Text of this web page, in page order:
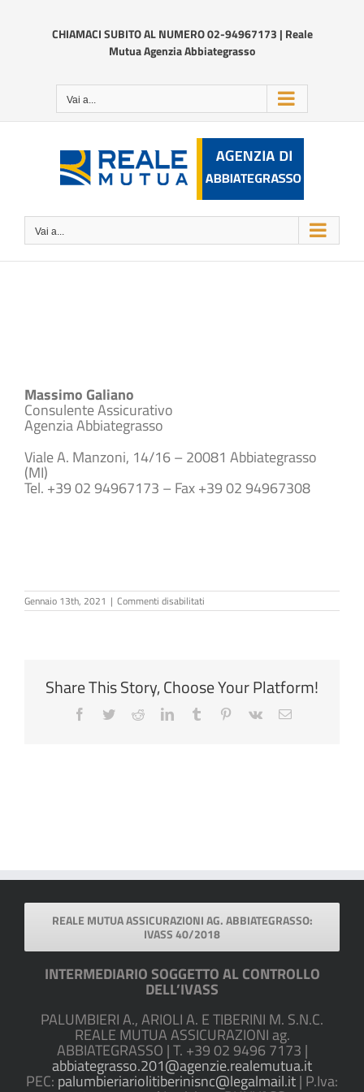
contenutoCHIAMACI SUBITO AL NUMERO 02-94967173 | Reale
Mutua Agenzia Abbiategrasso
Vai a...
Vai a...
Massimo Galiano
Consulente Assicurativo
Agenzia Abbiategrasso
Viale A. Manzoni, 14/16 – 20081 Abbiategrasso
(MI)
Tel. +39 02 94967173 – Fax +39 02 94967308
Gennaio 13th, 2021 | Commenti disabilitati
Massimo
Share This Story, Choose Your Platform!
Facebook
TwitterRedditLinkedInTumblr Pinterest
Vk Email
REALE MUTUA ASSICURAZIONI AG. ABBIATEGRASSO:
IVASS 40/2018
INTERMEDIARIO SOGGETTO AL CONTROLLO
DELL’IVASS
PALUMBIERI A., ARIOLI A. E TIBERINI M. S.N.C.
REALE MUTUA ASSICURAZIONI ag.
ABBIATEGRASSO | T. +39 02 9496 7173 |
abbiategrasso.201@agenzie.realemutua.it
PEC: palumbieriariolitiberinisnc@legalmail.it| P.Iva: